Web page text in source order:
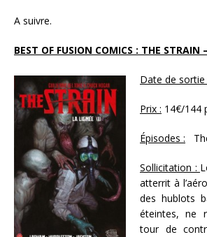
A suivre.
BEST OF FUSION COMICS : THE STRAIN
Date de sortie
Prix : 14€/144
Épisodes :
Sollicitation :
atterrit à
des hublots
éteintes, ne
tour de